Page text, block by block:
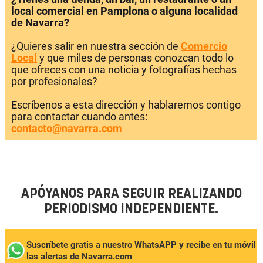
local comercial en Pamplona o alguna localidad
de Navarra?
¿Quieres salir en nuestra sección de Comercio
Local y que miles de personas conozcan todo lo
que ofreces con una noticia y fotografías hechas
por profesionales?
Escríbenos a esta dirección y hablaremos contigo
para contactar cuando antes:
contacto@navarra.com
APÓYANOS PARA SEGUIR REALIZANDO
PERIODISMO INDEPENDIENTE.
Suscríbete gratis a nuestro WhatsAPP y recibe en tu móvil
las alertas de Navarra.com